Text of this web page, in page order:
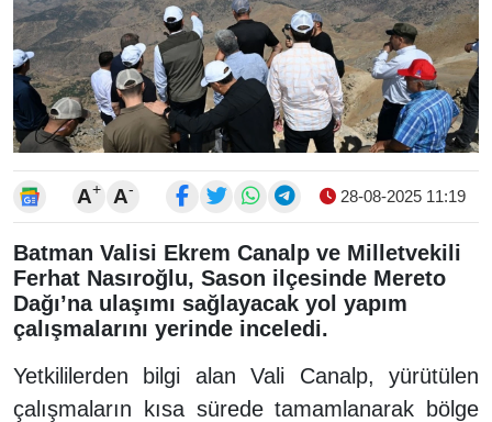
A+ A- 28-08-2025 11:19
Batman Valisi Ekrem Canalp ve Milletvekili
Ferhat Nasıroğlu, Sason ilçesinde Mereto
Dağı’na ulaşımı sağlayacak yol yapım
çalışmalarını yerinde inceledi.
Yetkililerden bilgi alan Vali Canalp, yürütülen
çalışmaların kısa sürede tamamlanarak bölge